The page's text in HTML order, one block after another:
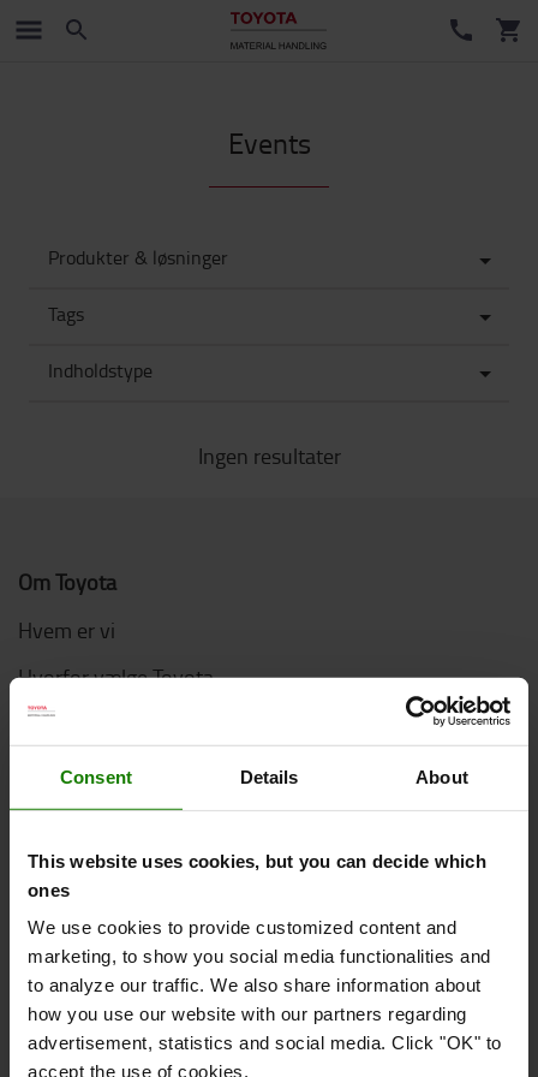
Consent Details About
This website uses cookies, but you can decide which
ones
We use cookies to provide customized content and
marketing, to show you social media functionalities and
to analyze our traffic. We also share information about
how you use our website with our partners regarding
advertisement, statistics and social media. Click "OK" to
accept the use of cookies.
Events
Produkter & løsninger
Tags
Indholdstype
Ingen resultater
Om Toyota
Hvem er vi
Hvorfor vælge Toyota
Kundetilfredshedsundersøgelse
Bæredygtighed
Code of Conduct
Logistic Solution Center
Online køb
Kontakt os